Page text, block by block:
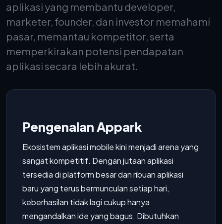
aplikasi yang membantu developer,
marketer, founder, dan investor memahami
pasar, memantau kompetitor, serta
memperkirakan potensi pendapatan
aplikasi secara lebih akurat.
Pengenalan Appark
Ekosistem aplikasi mobile kini menjadi arena yang
sangat kompetitif. Dengan jutaan aplikasi
tersedia di platform besar dan ribuan aplikasi
baru yang terus bermunculan setiap hari,
keberhasilan tidak lagi cukup hanya
mengandalkan ide yang bagus. Dibutuhkan